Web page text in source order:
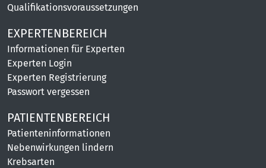
Qualifikationsvoraussetzungen
EXPERTENBEREICH
Informationen für Experten
Experten Login
Experten Registrierung
Passwort vergessen
PATIENTENBEREICH
Patienteninformationen
Nebenwirkungen lindern
Krebsarten